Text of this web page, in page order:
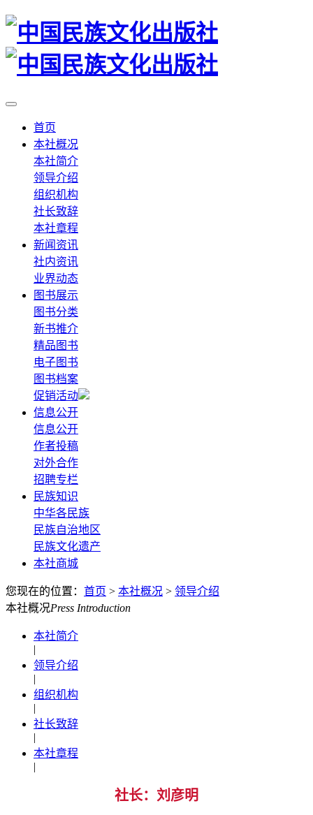
首页
本社概况
本社简介
领导介绍
组织机构
社长致辞
本社章程
新闻资讯
社内资讯
业界动态
图书展示
图书分类
新书推介
精品图书
电子图书
图书档案
促销活动
信息公开
信息公开
作者投稿
对外合作
招聘专栏
民族知识
中华各民族
民族自治地区
民族文化遗产
本社商城
您现在的位置： 首页 > 本社概况 > 领导介绍
本社概况Press Introduction
本社简介
|
领导介绍
|
组织机构
|
社长致辞
|
本社章程
|
社长：刘彦明